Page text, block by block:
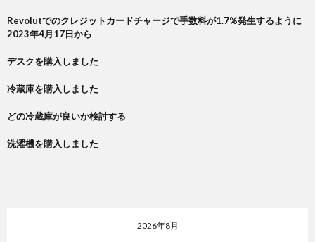
Revolutでのクレジットカードチャージで手数料が1.7%発生するように
2023年4月17日から
デスクを購入しました
冷蔵庫を購入しました
どの冷蔵庫が良いか検討する
洗濯機を購入しました
2026年8月